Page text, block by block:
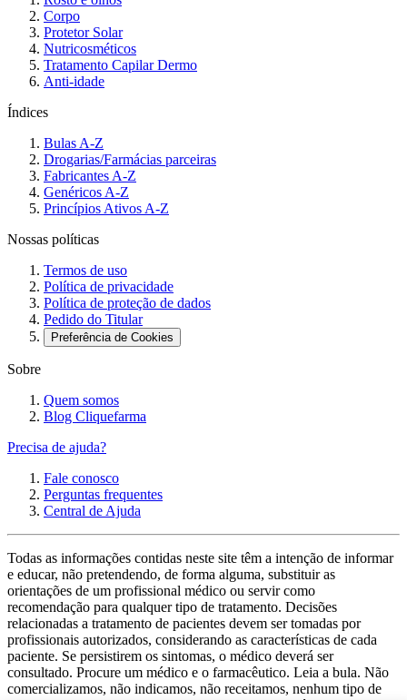
Corpo
Protetor Solar
Nutricosméticos
Tratamento Capilar Dermo
Anti-idade
Índices
Bulas A-Z
Drogarias/Farmácias parceiras
Fabricantes A-Z
Genéricos A-Z
Princípios Ativos A-Z
Nossas políticas
Termos de uso
Política de privacidade
Política de proteção de dados
Pedido do Titular
Preferência de Cookies
Sobre
Quem somos
Blog Cliquefarma
Precisa de ajuda?
Fale conosco
Perguntas frequentes
Central de Ajuda
Todas as informações contidas neste site têm a intenção de informar
e educar, não pretendendo, de forma alguma, substituir as
orientações de um profissional médico ou servir como
recomendação para qualquer tipo de tratamento. Decisões
relacionadas a tratamento de pacientes devem ser tomadas por
profissionais autorizados, considerando as características de cada
paciente. Se persistirem os sintomas, o médico deverá ser
consultado. Procure um médico e o farmacêutico. Leia a bula. Não
comercializamos, não indicamos, não receitamos, nenhum tipo de